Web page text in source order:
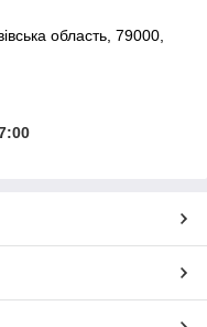
область, 79000,